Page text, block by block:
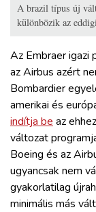
A brazil típus új
különbözik az
Az Embraer igazi
az Airbus azért
Bombardier
amerikai és
indítja be az
változat
Boeing és az
ugyancsak nem
gyakorlatilag
minimális más